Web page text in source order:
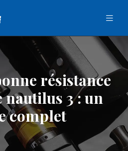
résistance
3 : un
complet